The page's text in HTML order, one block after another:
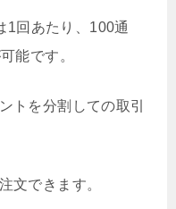
1回あたり、100通
能です。
トを分割しての取引
文できます。